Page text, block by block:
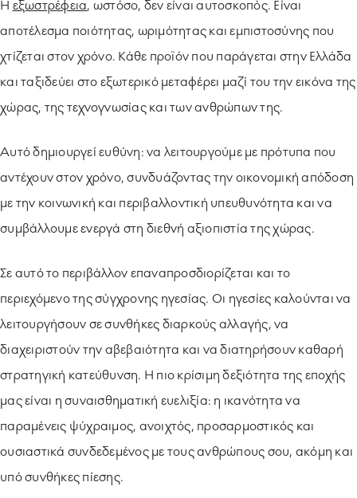
Η εξωστρέφεια, ωστόσο, δεν είναι αυτοσκοπός. Είναι
αποτέλεσμα ποιότητας, ωριμότητας και εμπιστοσύνης που
χτίζεται στον χρόνο. Κάθε προϊόν που παράγεται στην Ελλάδα
και ταξιδεύει στο εξωτερικό μεταφέρει μαζί του την εικόνα της
χώρας, της τεχνογνωσίας και των ανθρώπων της.
Αυτό δημιουργεί ευθύνη: να λειτουργούμε με πρότυπα που
αντέχουν στον χρόνο, συνδυάζοντας την οικονομική απόδοση
με την κοινωνική και περιβαλλοντική υπευθυνότητα και να
συμβάλλουμε ενεργά στη διεθνή αξιοπιστία της χώρας.
Σε αυτό το περιβάλλον επαναπροσδιορίζεται και το
περιεχόμενο της σύγχρονης ηγεσίας. Οι ηγεσίες καλούνται να
λειτουργήσουν σε συνθήκες διαρκούς αλλαγής, να
διαχειριστούν την αβεβαιότητα και να διατηρήσουν καθαρή
στρατηγική κατεύθυνση. Η πιο κρίσιμη δεξιότητα της εποχής
μας είναι η συναισθηματική ευελιξία: η ικανότητα να
παραμένεις ψύχραιμος, ανοιχτός, προσαρμοστικός και
ουσιαστικά συνδεδεμένος με τους ανθρώπους σου, ακόμη και
υπό συνθήκες πίεσης.